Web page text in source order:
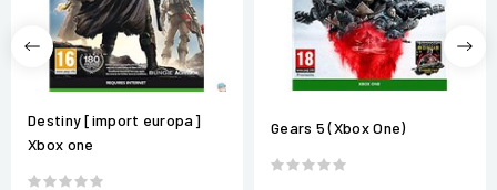
Destiny [import europa]
Xbox one
Gears 5 (Xbox One)